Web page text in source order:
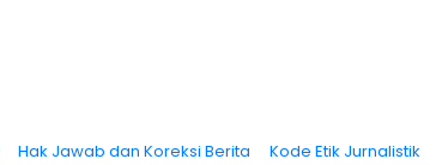
Hak Jawab dan Koreksi Berita Kode Etik Jurnalistik